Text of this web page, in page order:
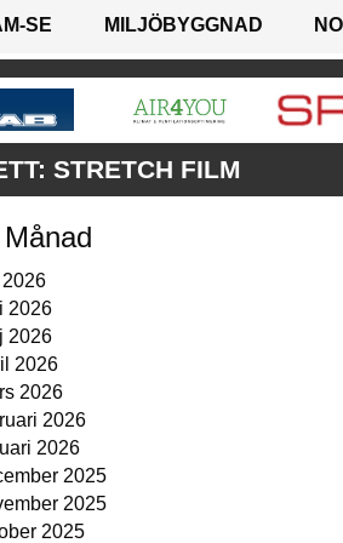
SE MILJÖBYGGNAD
STRETCH FILM
2026
2026
2026
2026
2026
2026
2025
2025
2025